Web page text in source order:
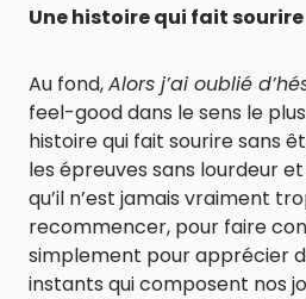
Une histoire qui fait sourire
Au fond,Alors j’ai oublié
feel-good dans le sens le
histoire qui fait sourire sans
les épreuves sans lourdeur
qu’il n’est jamais vraiment
recommencer, pour faire
simplement pour apprécier
instants qui composent nos